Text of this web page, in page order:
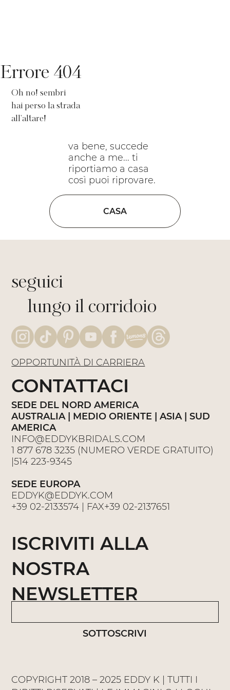
CASA
Oh no! sembri
hai perso la strada
all'altare!
Errore 404
va bene, succede
anche a me... ti
riportiamo a casa
così puoi riprovare.
COPYRIGHT 2018 – 2025 EDDY K | TUTTI I
seguici
lungo il corridoio
SEDE DEL NORD AMERICA
AUSTRALIA | MEDIO ORIENTE | ASIA | SUD
AMERICA
INFO@EDDYKBRIDALS.COM
1 877 678 3235 (NUMERO VERDE GRATUITO)
|514 223-9345
SEDE EUROPA
EDDYK@EDDYK.COM
+39 02-2133574 | FAX+39 02-2137651
CONTATTACI
SOTTOSCRIVI
ISCRIVITI ALLA
NOSTRA
NEWSLETTER
OPPORTUNITÀ DI CARRIERA